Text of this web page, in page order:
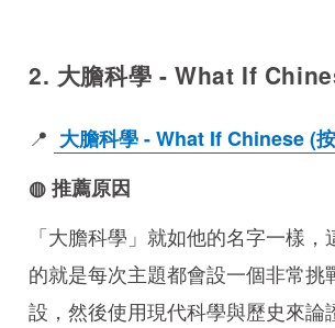
2. 大膽科學 - What If
📍 大膽科學 - What If Chinese (
◍ 推薦原因
「大膽科學」就如他的名字一樣
的就是每次主題都會設一個非常挑
設，然後使用現代科學與歷史來論